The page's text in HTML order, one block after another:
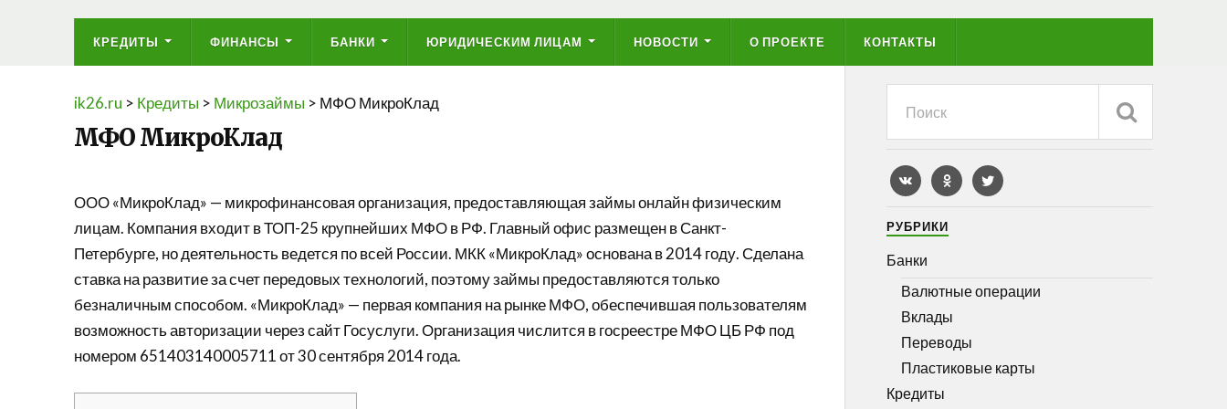
КРЕДИТЫ ФИНАНСЫ БАНКИ ЮРИДИЧЕСКИМ ЛИЦАМ НОВОСТИ О ПРОЕКТЕ КОНТАКТЫ
ik26.ru > Кредиты > Микрозаймы > МФО МикроКлад
МФО МикроКлад
ООО «МикроКлад» — микрофинансовая организация, предоставляющая займы онлайн физическим
лицам. Компания входит в ТОП-25 крупнейших МФО в РФ. Главный офис размещен в Санкт-
Петербурге, но деятельность ведется по всей России. МКК «МикроКлад» основана в 2014 году. Сделана
ставка на развитие за счет передовых технологий, поэтому займы предоставляются только
безналичным способом. «МикроКлад» — первая компания на рынке МФО, обеспечившая пользователям
возможность авторизации через сайт Госуслуги. Организация числится в госреестре МФО ЦБ РФ под
номером 651403140005711 от 30 сентября 2014 года.
РУБРИКИ
Банки
Валютные операции
Вклады
Переводы
Пластиковые карты
Кредиты